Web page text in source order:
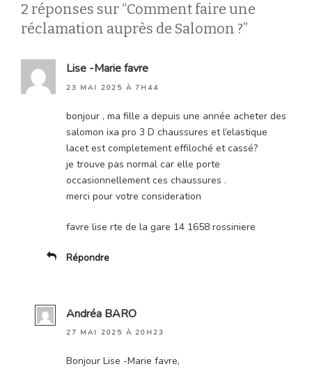
2 réponses sur “Comment faire une
réclamation auprès de Salomon ?”
Lise -Marie favre
23 MAI 2025 À 7H44
bonjour , ma fille a depuis une année acheter des
salomon ixa pro 3 D chaussures et l’elastique
lacet est completement effiloché et cassé?
je trouve pas normal car elle porte
occasionnellement ces chaussures .
merci pour votre consideration
favre lise rte de la gare 14 1658 rossiniere
Répondre
Andréa BARO
27 MAI 2025 À 20H23
Bonjour Lise -Marie favre,